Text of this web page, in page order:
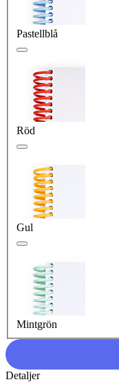
Pastellblå
Röd
Gul
Mintgrön
Detaljer